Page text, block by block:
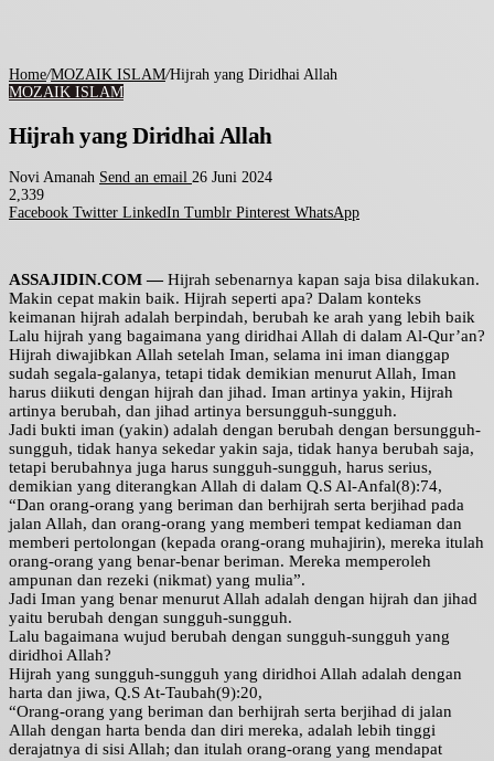
Home/MOZAIK ISLAM/Hijrah yang Diridhai Allah
MOZAIK ISLAM
Hijrah yang Diridhai Allah
Novi Amanah Send an email 26 Juni 2024
2,339
Facebook Twitter LinkedIn Tumblr Pinterest WhatsApp
ASSAJIDIN.COM —Hijrah sebenarnya kapan saja bisa dilakukan.
Makin cepat makin baik. Hijrah seperti apa? Dalam konteks
keimanan hijrah adalah berpindah, berubah ke arah yang lebih baik
Lalu hijrah yang bagaimana yang diridhai Allah di dalam Al-Qur’an?
Hijrah diwajibkan Allah setelah Iman, selama ini iman dianggap
sudah segala-galanya, tetapi tidak demikian menurut Allah, Iman
harus diikuti dengan hijrah dan jihad. Iman artinya yakin, Hijrah
artinya berubah, dan jihad artinya bersungguh-sungguh.
Jadi bukti iman (yakin) adalah dengan berubah dengan bersungguh-
sungguh, tidak hanya sekedar yakin saja, tidak hanya berubah saja,
tetapi berubahnya juga harus sungguh-sungguh, harus serius,
demikian yang diterangkan Allah di dalam Q.S Al-Anfal(8):74,
“Dan orang-orang yang beriman dan berhijrah serta berjihad pada
jalan Allah, dan orang-orang yang memberi tempat kediaman dan
memberi pertolongan (kepada orang-orang muhajirin), mereka itulah
orang-orang yang benar-benar beriman. Mereka memperoleh
ampunan dan rezeki (nikmat) yang mulia”.
Jadi Iman yang benar menurut Allah adalah dengan hijrah dan jihad
yaitu berubah dengan sungguh-sungguh.
Lalu bagaimana wujud berubah dengan sungguh-sungguh yang
diridhoi Allah?
Hijrah yang sungguh-sungguh yang diridhoi Allah adalah dengan
harta dan jiwa, Q.S At-Taubah(9):20,
“Orang-orang yang beriman dan berhijrah serta berjihad di jalan
Allah dengan harta benda dan diri mereka, adalah lebih tinggi
derajatnya di sisi Allah; dan itulah orang-orang yang mendapat